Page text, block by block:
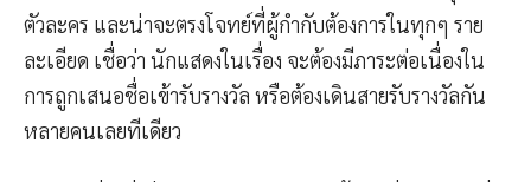
ตัวละคร และน่าจะตรงโจทย์ที่ผู้กำกับต้องการในทุกๆ ราย
ละเอียด เชื่อว่า นักแสดงในเรื่อง จะต้องมีภาระต่อเนื่องใน
การถูกเสนอชื่อเข้ารับรางวัล หรือต้องเดินสายรับรางวัลกัน
หลายคนเลยทีเดียว